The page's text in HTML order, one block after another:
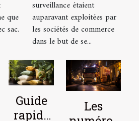
que
sac.
chez soi
surveillance étaient
auparavant exploitées par
les sociétés de commerce
dans le but de se...
Guide
rapide
Les